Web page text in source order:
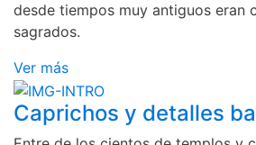
desde tiempos muy antiguos eran
sagrados.
Ver más
Caprichos y detalles